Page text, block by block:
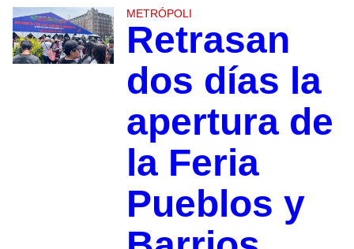
METRÓPOLI
Retrasan
dos días la
apertura de
la Feria
Pueblos y